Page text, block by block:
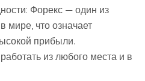
Форекс — один из
мире, что означает
прибыли.
из любого места и в